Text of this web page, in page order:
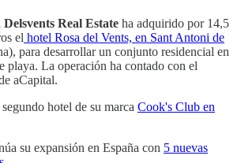
Real Estate ha adquirido por 14,5
el hotel Rosa del Vents, en Sant Antoni de
para desarrollar un conjunto residencial en
playa. La operación ha contado con el
aCapital.
hotel de su marca Cook's Club en
su expansión en España con 5 nuevas